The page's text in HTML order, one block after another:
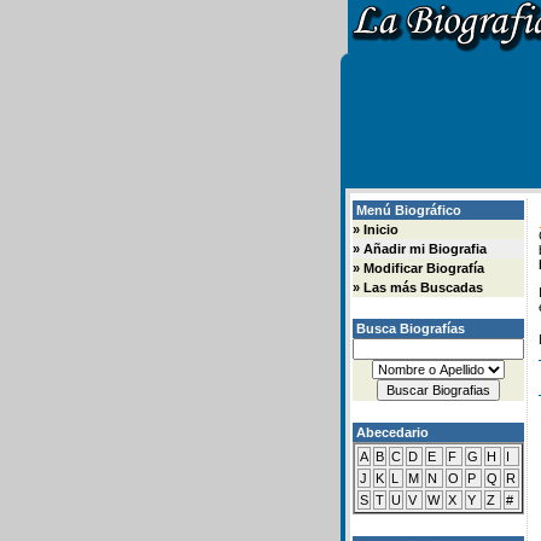
Menú Biográfico
» Inicio
» Añadir mi Biografia
» Modificar Biografía
» Las más Buscadas
Busca Biografías
Abecedario
A B C D E F G H
I
J
K L M N O P Q
R
S T U V W X Y Z #